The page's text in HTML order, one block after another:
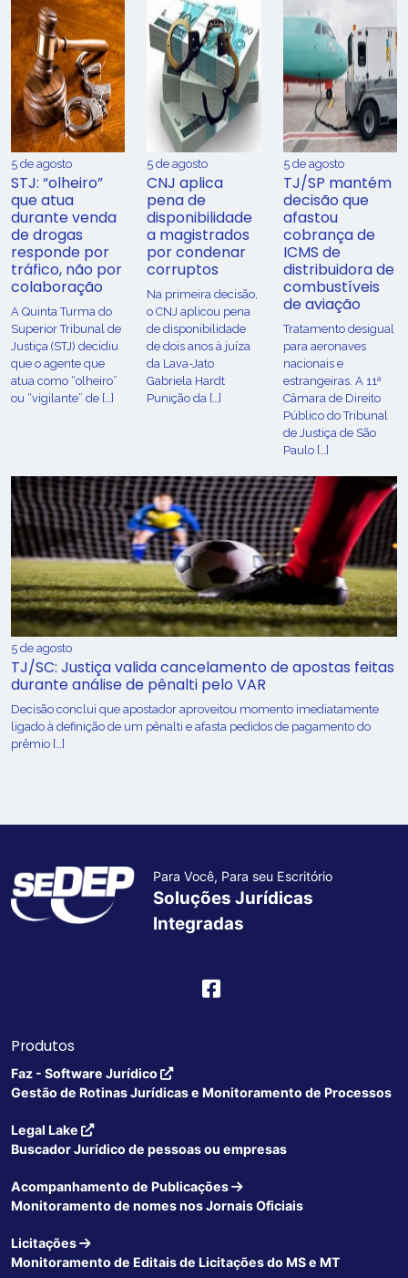
5 de agosto
STJ: “olheiro”
que atua
durante venda
de drogas
responde por
tráfico, não por
colaboração
A Quinta Turma do
Superior Tribunal de
Justiça (STJ) decidiu
que o agente que
atua como “olheiro”
ou “vigilante” de […]
5 de agosto
CNJ aplica
pena de
disponibilidade
a magistrados
por condenar
corruptos
Na primeira decisão,
o CNJ aplicou pena
de disponibilidade
de dois anos à juíza
da Lava-Jato
Gabriela Hardt
Punição da […]
5 de agosto
TJ/SP mantém
decisão que
afastou
cobrança de
ICMS de
distribuidora de
combustíveis
de aviação
Tratamento desigual
para aeronaves
nacionais e
estrangeiras. A 11ª
Câmara de Direito
Público do Tribunal
de Justiça de São
Paulo […]
5 de agosto
TJ/SC: Justiça valida cancelamento de apostas feitas
durante análise de pênalti pelo VAR
Decisão conclui que apostador aproveitou momento imediatamente
ligado à definição de um pênalti e afasta pedidos de pagamento do
prêmio […]
Para Você, Para seu Escritório
Soluções Jurídicas
Integradas
Produtos
Faz - Software Jurídico
Gestão de Rotinas Jurídicas e Monitoramento de Processos
Legal Lake
Buscador Jurídico de pessoas ou empresas
Acompanhamento de Publicações
Monitoramento de nomes nos Jornais Oficiais
Licitações
Monitoramento de Editais de Licitações do MS e MT